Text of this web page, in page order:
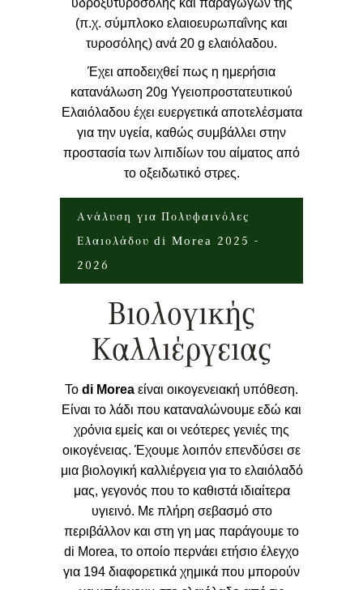
υδροξυτυροσόλης και παραγώγων της
(π.χ. σύμπλοκο ελαιοευρωπαΐνης και
τυροσόλης) ανά 20 g ελαιόλαδου.
Έχει αποδειχθεί πως η ημερήσια
κατανάλωση 20g Υγειοπροστατευτικού
Ελαιόλαδου έχει ευεργετικά αποτελέσματα
για την υγεία, καθώς συμβάλλει στην
προστασία των λιπιδίων του αίματος από
το οξειδωτικό στρες.
Ανάλυση για Πολυφαινόλες
Ελαιολάδου di Morea 2025 -
2026
Βιολογικής
Καλλιέργειας
Το di Morea είναι οικογενειακή υπόθεση.
Είναι το λάδι που καταναλώνουμε εδώ και
χρόνια εμείς και οι νεότερες γενιές της
οικογένειας. Έχουμε λοιπόν επενδύσει σε
μια βιολογική καλλιέργεια για το ελαιόλαδό
μας, γεγονός που το καθιστά ιδιαίτερα
υγιεινό. Με πλήρη σεβασμό στο
περιβάλλον και στη γη μας παράγουμε το
di Morea, το οποίο περνάει ετήσιο έλεγχο
για 194 διαφορετικά χημικά που μπορούν